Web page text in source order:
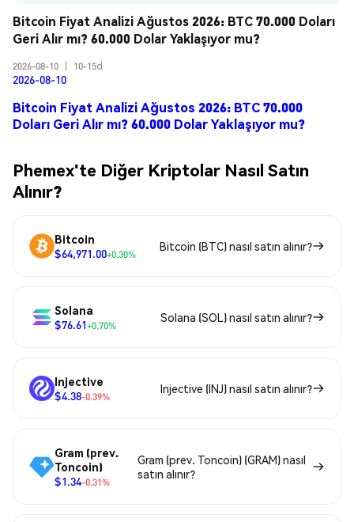
Bitcoin Fiyat Analizi Ağustos 2026: BTC 70.000 Doları
Geri Alır mı? 60.000 Dolar Yaklaşıyor mu?
2026-08-10 10-15d
2026-08-10
Bitcoin Fiyat Analizi Ağustos 2026: BTC 70.000
Doları Geri Alır mı? 60.000 Dolar Yaklaşıyor mu?
Phemex'te Diğer Kriptolar Nasıl Satın
Alınır?
Bitcoin
$64,971.00+0.30%
Bitcoin (BTC) nasıl satın alınır?
Solana
$76.61+0.70%
Solana (SOL) nasıl satın alınır?
Injective
$4.38-0.39%
Injective (INJ) nasıl satın alınır?
Gram (prev.
Toncoin)
$1.34-0.31%
Gram (prev. Toncoin) (GRAM) nasıl
satın alınır?